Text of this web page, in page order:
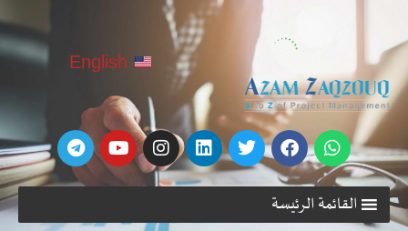
English
القائمة الرئيسة